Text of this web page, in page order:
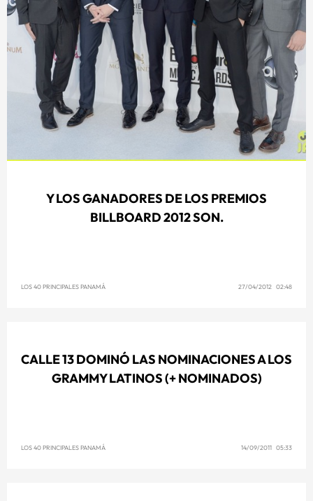
Y LOS GANADORES DE LOS PREMIOS
BILLBOARD 2012 SON.
LOS 40 PRINCIPALES PANAMÁ 27/04/2012 02:48
CALLE 13 DOMINÓ LAS NOMINACIONES A LOS
GRAMMY LATINOS (+ NOMINADOS)
LOS 40 PRINCIPALES PANAMÁ 14/09/2011 05:33